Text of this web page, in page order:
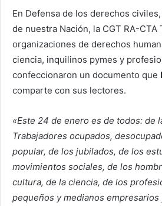
En Defensa de los derechos
de nuestra Nación, la CGT RA-
organizaciones de derechos
ciencia, inquilinos pymes y
confeccionaron un documento que
comparte con sus lectores.
«Este 24 de enero es de todos: de
Trabajadores ocupados,
popular, de los jubilados, de los
movimientos sociales, de los
cultura, de la ciencia, de los
pequeños y medianos